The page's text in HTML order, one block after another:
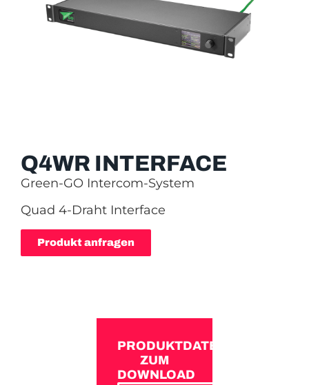
Q4WR INTERFACE
Green-GO Intercom-System
Quad 4-Draht Interface
Produkt anfragen
PRODUKTDATEN
ZUM
DOWNLOAD